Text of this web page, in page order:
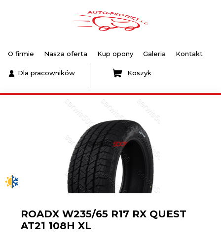
O firmie Nasza oferta Kup opony Galeria Kontakt
Dla pracowników Koszyk
ROADX W235/65 R17 RX QUEST
AT21 108H XL